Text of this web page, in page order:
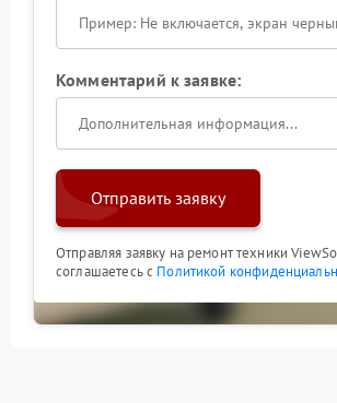
Комментарий к заявке:
Отправить заявку
Отправляя заявку на ремонт техники
соглашаетесь с Политикой